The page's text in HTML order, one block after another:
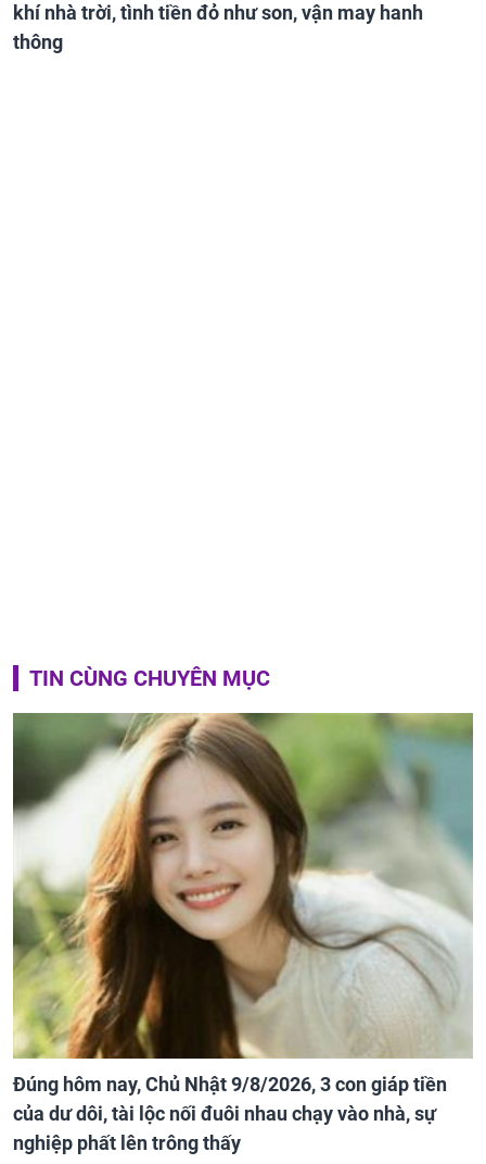
khí nhà trời, tình tiền đỏ như son, vận may hanh
thông
TIN CÙNG CHUYÊN MỤC
Đúng hôm nay, Chủ Nhật 9/8/2026, 3 con giáp tiền
của dư dôi, tài lộc nối đuôi nhau chạy vào nhà, sự
nghiệp phất lên trông thấy